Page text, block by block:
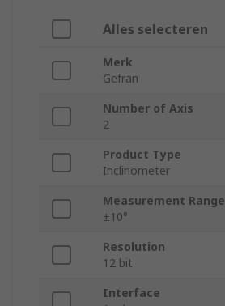
Alles selecteren
Merk
Gefran
Number of Axis
2
Product Type
Inclinometer
Measurement Range
±10°
Resolution
12 bit
Interface